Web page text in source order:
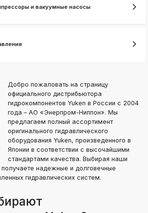
и вакуумные насосы
Добро пожаловать на страницу
официального дистрибьютора
гидрокомпонентов Yuken в России с 2004
года – АО «Энерпром-Ниппон». Мы
предлагаем полный ассортимент
оригинального гидравлического
оборудования Yuken, произведенного в
Японии в соответствии с высочайшими
стандартами качества. Выбирая наши
надежные и долговечные
гидравлических систем.